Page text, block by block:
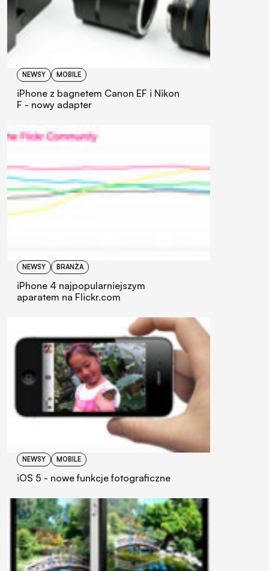
NEWSY MOBILE
iPhone z bagnetem Canon EF i Nikon
F - nowy adapter
NEWSY BRANŻA
iPhone 4 najpopularniejszym
aparatem na Flickr.com
NEWSY MOBILE
iOS 5 - nowe funkcje fotograficzne